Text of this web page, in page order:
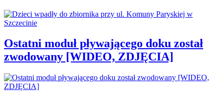
Ostatni moduł pływającego doku został
zwodowany [WIDEO, ZDJĘCIA]